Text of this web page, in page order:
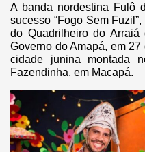
A banda nordestina Fulô
sucesso “Fogo Sem
do Quadrilheiro do
Governo do Amapá, em
cidade junina montada
Fazendinha, em Macapá.